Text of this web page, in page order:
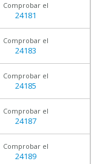
Comprobar el
24181
Comprobar el
24183
Comprobar el
24185
Comprobar el
24187
Comprobar el
24189